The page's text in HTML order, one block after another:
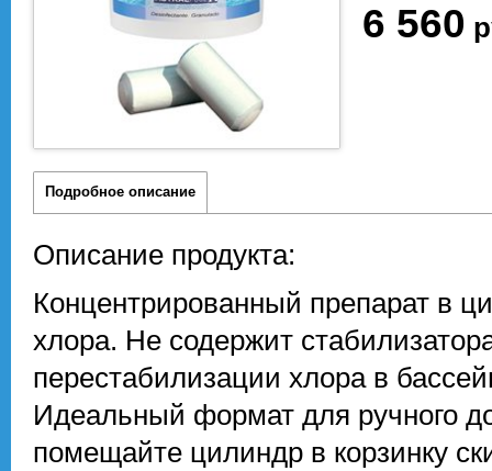
6 560
Подробное описание
Описание продукта:
Концентрированный препарат в
хлора. Не содержит
перестабилизации хлора в
Идеальный формат для ручного
помещайте цилиндр в корзинку